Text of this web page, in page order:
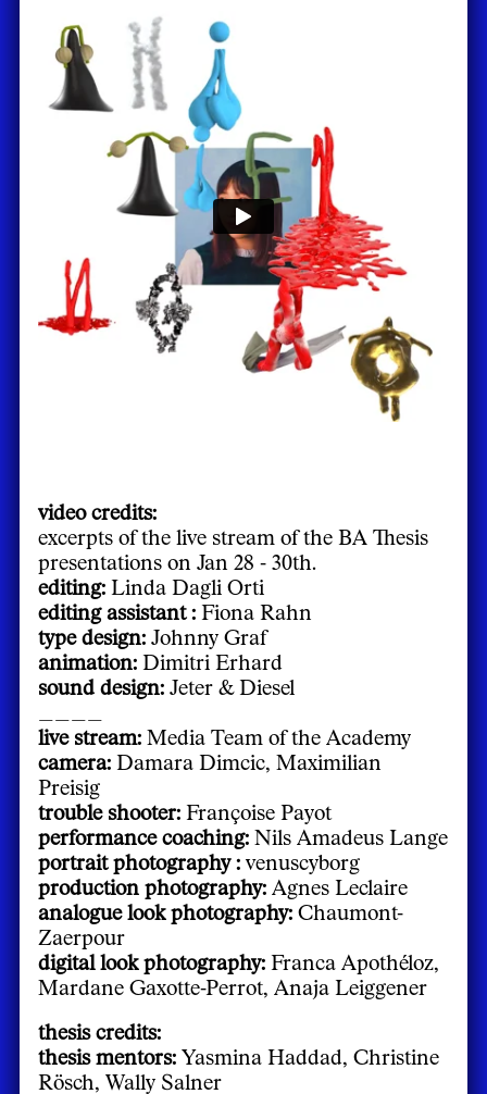
video credits:
excerpts of the live stream of the BA Thesis
presentations on Jan 28 - 30th.
editing: Linda Dagli Orti
editing assistant : Fiona Rahn
type design:Johnny Graf
animation: Dimitri Erhard
sound design: Jeter & Diesel
live stream: Media Team of the Academy
camera: Damara Dimcic, Maximilian
Preisig
trouble shooter: Françoise Payot
performance coaching:Nils Amadeus Lange
portrait photography : venuscyborg
production photography: Agnes Leclaire
analogue look photography:Chaumont-
Zaerpour
digital look photography:Franca Apothéloz,
Mardane Gaxotte-Perrot, Anaja Leiggener
thesis credits:
thesis mentors:Yasmina Haddad, Christine
Rösch, Wally Salner